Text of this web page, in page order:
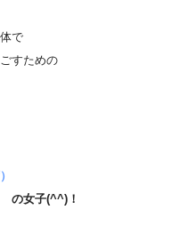
で
すための
の女子(^^)！